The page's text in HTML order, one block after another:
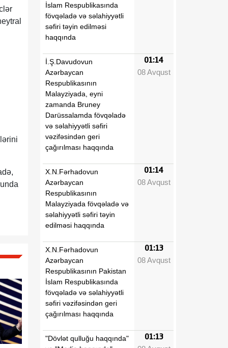
İslam Respublikasında
fövqəladə və səlahiyyətli
səfiri təyin edilməsi
haqqında
İ.Ş.Davudovun
Azərbaycan
Respublikasının
Malayziyada, eyni
zamanda Bruney
Darüssalamda fövqəladə
və səlahiyyətli səfiri
vəzifəsindən geri
çağırılması haqqında
01:14
08 Avqust
X.N.Fərhadovun
Azərbaycan
Respublikasının
Malayziyada fövqəladə və
səlahiyyətli səfiri təyin
edilməsi haqqında
01:14
08 Avqust
X.N.Fərhadovun
Azərbaycan
Respublikasının Pakistan
İslam Respublikasında
fövqəladə və səlahiyyətli
səfiri vəzifəsindən geri
çağırılması haqqında
01:13
08 Avqust
"Dövlət qulluğu haqqında"
01:13